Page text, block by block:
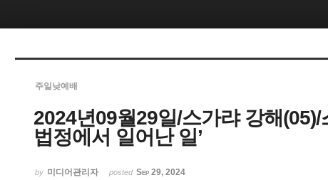
주일낮예배
2024년09월29일/스가랴 강해(05)/
법정에서 일어난 일’
by 미디어관리자 posted Sep 29, 2024
5